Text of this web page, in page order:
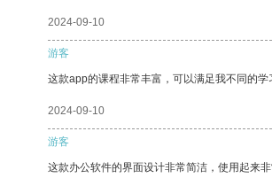
2024-09-10
游客
这款app的课程非常丰富，可以满足我不同的学
2024-09-10
游客
这款办公软件的界面设计非常简洁，使用起来